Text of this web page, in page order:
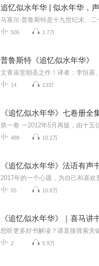
追忆似水年华 | 似水年华，
506 1.7万
普鲁斯特《追忆似水年华》
文青庙堂朝圣之作！译者：李恒基
14 1337
《追忆似水年华》七卷册全
488 10.2万
《追忆似水年华》法语有声
55 10.8万
《追忆似水年华》｜喜马讲
2 5.9万